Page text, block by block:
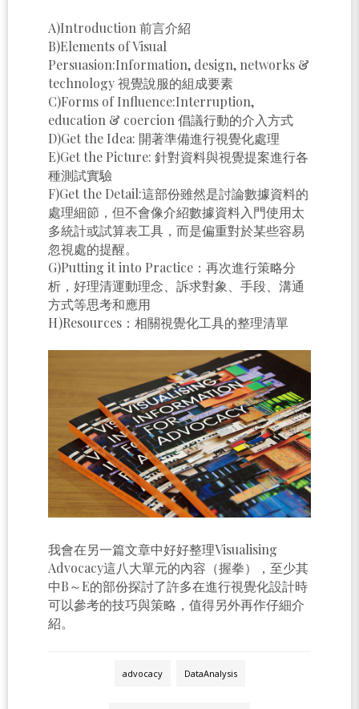
A)Introduction 前言介紹
B)Elements of Visual
Persuasion:Information, design, networks &
technology 視覺說服的組成要素
C)Forms of Influence:Interruption,
education & coercion 倡議行動的介入方式
D)Get the Idea: 開著準備進行視覺化處理
E)Get the Picture: 針對資料與視覺提案進行各
種測試實驗
F)Get the Detail:這部份雖然是討論數據資料的
處理細節，但不會像介紹數據資料入門使用太
多統計或試算表工具，而是偏重對於某些容易
忽視處的提醒。
G)Putting it into Practice：再次進行策略分
析，好理清運動理念、訴求對象、手段、溝通
方式等思考和應用
H)Resources：相關視覺化工具的整理清單
我會在另一篇文章中好好整理Visualising
Advocacy這八大單元的內容（握拳），至少其
中B～E的部份探討了許多在進行視覺化設計時
可以參考的技巧與策略，值得另外再作仔細介
紹。
advocacy DataAnalysis